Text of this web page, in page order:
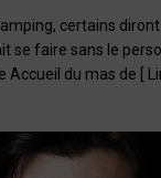
certains diront
se faire sans le
Accueil du mas de [